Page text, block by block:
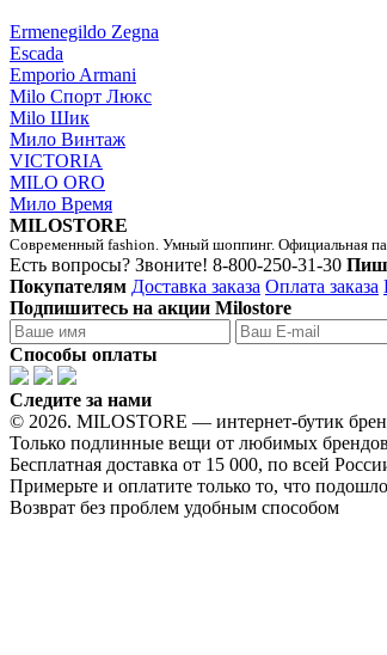
Ermenegildo Zegna
Escada
Emporio Armani
Milo Спорт Люкс
Milo Шик
Мило Винтаж
VICTORIA
MILO ORO
Мило Время
MILOSTORE
Современный fashion. Умный шоппинг. Официальная
Есть вопросы? Звоните! 8-800-250-31-30
Покупателям Доставка заказа Оплата заказа
Подпишитесь на акции Milostore
Способы оплаты
Следите за нами
© 2026. MILOSTORE — интернет-бутик
Только подлинные вещи от любимых брендов
Бесплатная доставка от 15 000, по всей
Примерьте и оплатите только то, что
Возврат без проблем удобным способом